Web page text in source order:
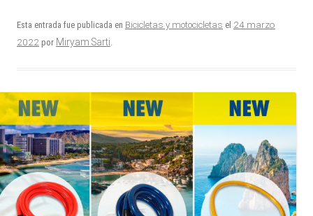
Esta entrada fue publicada en Bicicletas y motocicletas el 24 marzo
2022 por Miryam Sarti